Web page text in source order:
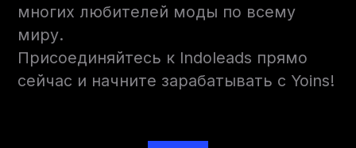
многих любителей моды по всему
миру.
Присоединяйтесь к Indoleads прямо
сейчас и начните зарабатывать с Yoins!